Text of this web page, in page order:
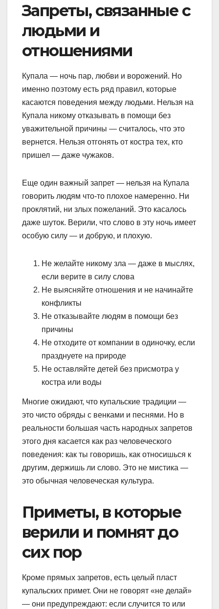
Запреты, связанные с
людьми и
отношениями
Купала — ночь пар, любви и ворожений. Но
именно поэтому есть ряд правил, которые
касаются поведения между людьми. Нельзя на
Купала никому отказывать в помощи без
уважительной причины — считалось, что это
вернется. Нельзя отгонять от костра тех, кто
пришел — даже чужаков.
Еще один важный запрет — нельзя на Купала
говорить людям что-то плохое намеренно. Ни
проклятий, ни злых пожеланий. Это касалось
даже шуток. Верили, что слово в эту ночь имеет
особую силу — и добрую, и плохую.
Не желайте никому зла — даже в мыслях,
если верите в силу слова
Не выясняйте отношения и не начинайте
конфликты
Не отказывайте людям в помощи без
причины
Не отходите от компании в одиночку, если
празднуете на природе
Не оставляйте детей без присмотра у
костра или воды
Многие ожидают, что купальские традиции —
это чисто обряды с венками и песнями. Но в
реальности большая часть народных запретов
этого дня касается как раз человеческого
поведения: как ты говоришь, как относишься к
другим, держишь ли слово. Это не мистика —
это обычная человеческая культура.
Приметы, в которые
верили и помнят до
сих пор
Кроме прямых запретов, есть целый пласт
купальских примет. Они не говорят «не делай»
— они предупреждают: если случится то или